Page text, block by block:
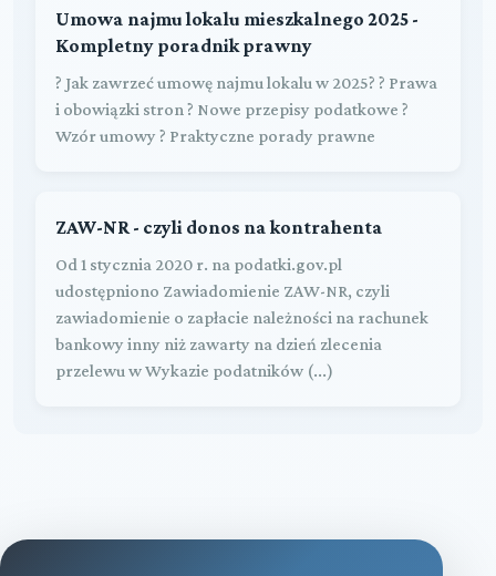
Umowa najmu lokalu mieszkalnego 2025 -
Kompletny poradnik prawny
? Jak zawrzeć umowę najmu lokalu w 2025? ? Prawa
i obowiązki stron ? Nowe przepisy podatkowe ?
Wzór umowy ? Praktyczne porady prawne
ZAW-NR - czyli donos na kontrahenta
Od 1 stycznia 2020 r. na podatki.gov.pl
udostępniono Zawiadomienie ZAW-NR, czyli
zawiadomienie o zapłacie należności na rachunek
bankowy inny niż zawarty na dzień zlecenia
przelewu w Wykazie podatników (...)